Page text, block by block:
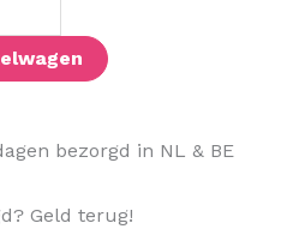
bezorgd in NL & BE
Geld terug!